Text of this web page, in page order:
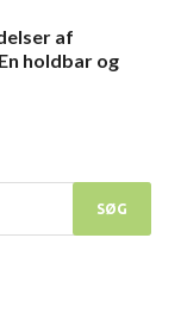
af
holdbar og